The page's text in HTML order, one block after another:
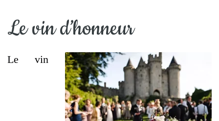
Le vin d’honneur
Le vin